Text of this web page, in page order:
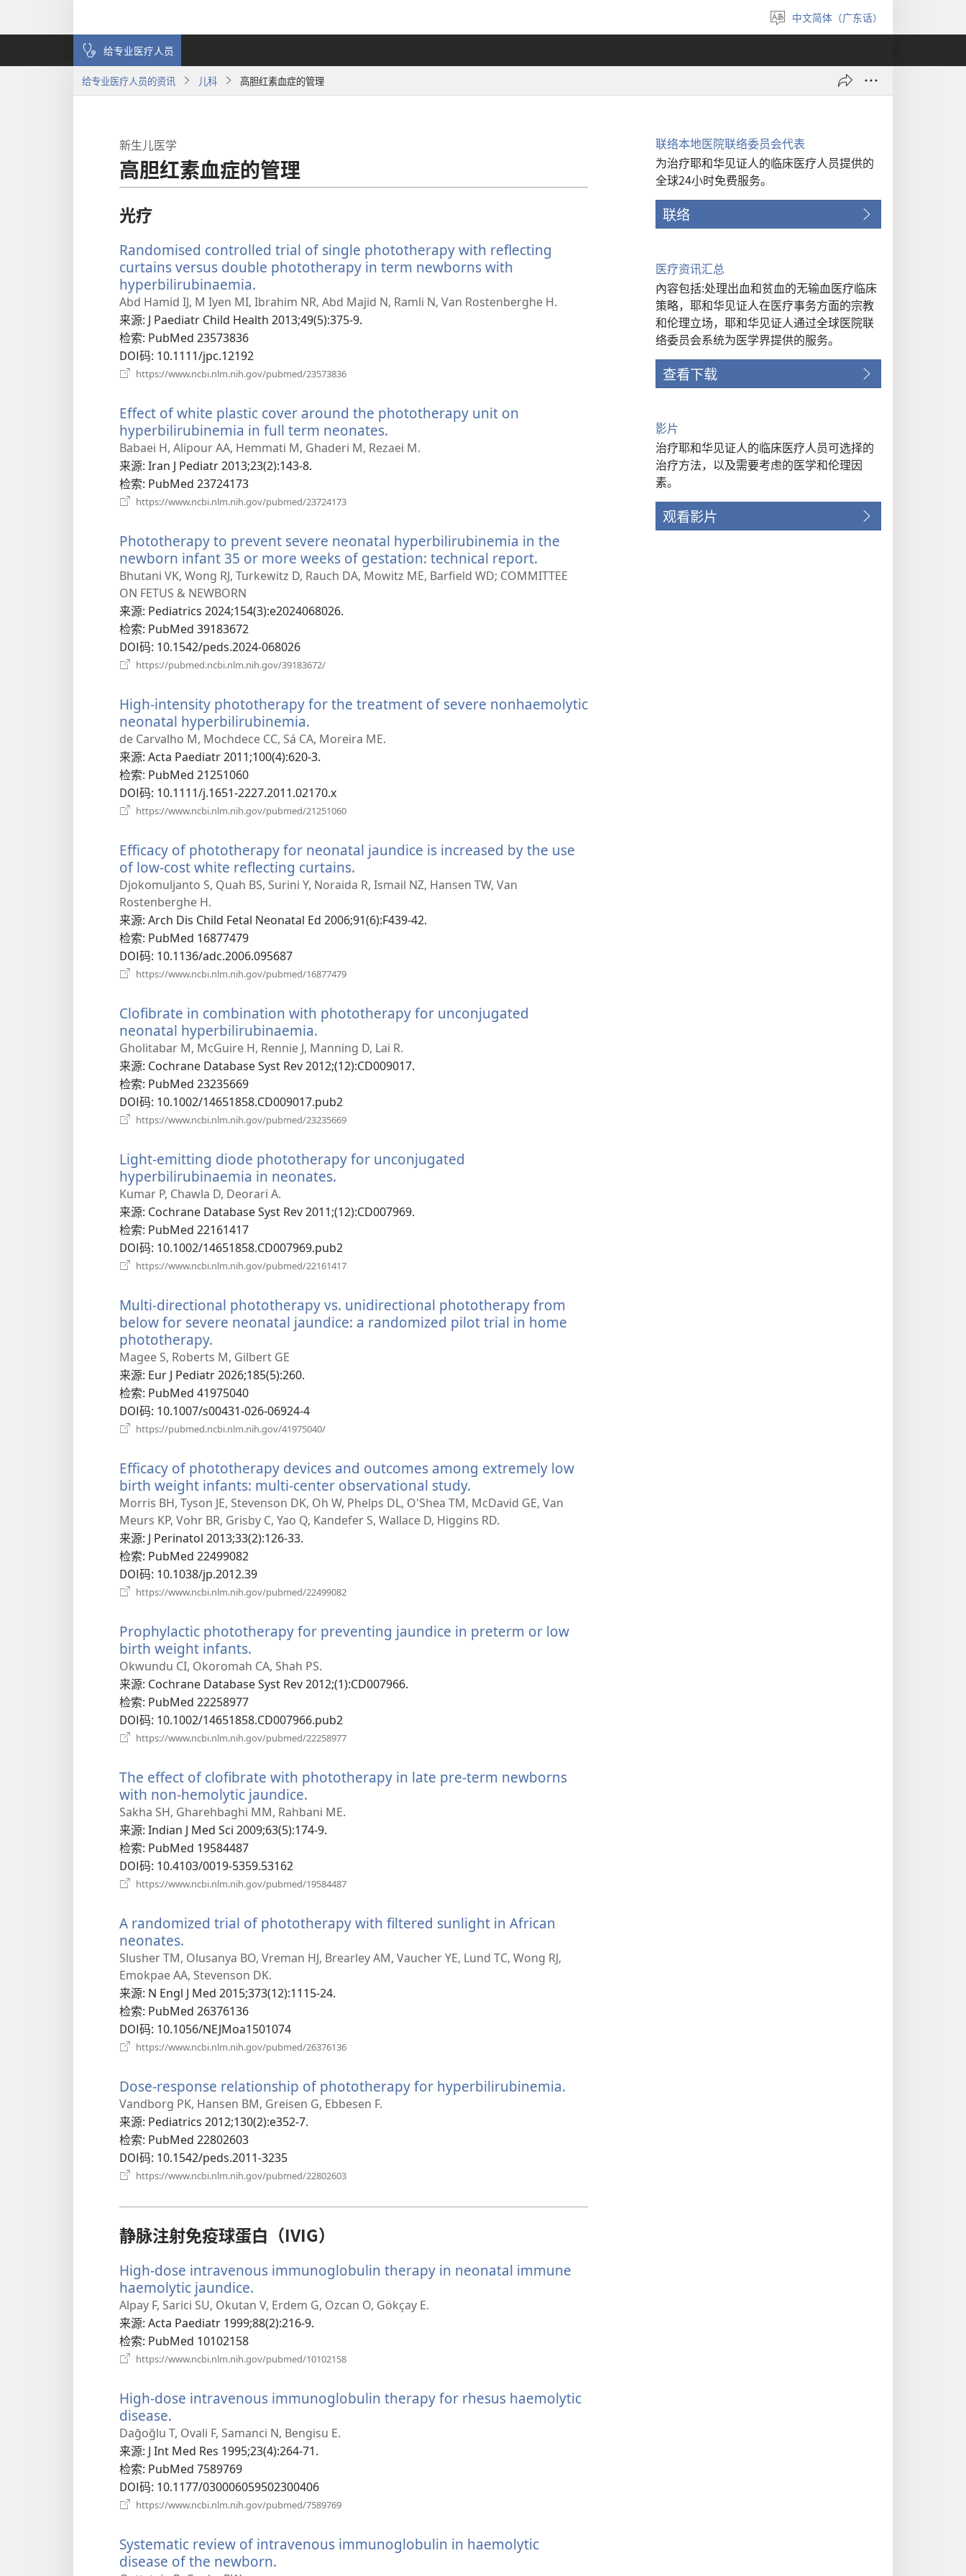
选
择
言
中文简体（广东话）
给专业医疗人员
给专业医疗人员的资讯 儿科 高胆红素血症的管理
新生儿医学
高胆红素血症的管理
光疗
Randomised controlled trial of single phototherapy with reflecting
curtains versus double phototherapy in term newborns with
hyperbilirubinaemia.
开
新
Abd Hamid IJ, M Iyen MI, Ibrahim NR, Abd Majid N, Ramli N, Van Rostenberghe H.
来源‎: J Paediatr Child Health 2013;49(5):375-9.
检索‎: PubMed 23573836
DOI码‎: 10.1111/jpc.12192
https://www.ncbi.nlm.nih.gov/pubmed/23573836
窗
口）
Effect of white plastic cover around the phototherapy unit on
hyperbilirubinemia in full term neonates.
开
Babaei H, Alipour AA, Hemmati M, Ghaderi M, Rezaei M.
来源‎: Iran J Pediatr 2013;23(2):143-8.
检索‎: PubMed 23724173
https://www.ncbi.nlm.nih.gov/pubmed/23724173
窗
口）
Phototherapy to prevent severe neonatal hyperbilirubinemia in the
newborn infant 35 or more weeks of gestation: technical report.
开
Bhutani VK, Wong RJ, Turkewitz D, Rauch DA, Mowitz ME, Barfield WD; COMMITTEE
ON FETUS & NEWBORN
来源‎: Pediatrics 2024;154(3):e2024068026.
检索‎: PubMed 39183672
DOI码‎: 10.1542/peds.2024-068026
https://pubmed.ncbi.nlm.nih.gov/39183672/
窗
High-intensity phototherapy for the treatment of severe nonhaemolytic
neonatal hyperbilirubinemia.
开
新
口）
de Carvalho M, Mochdece CC, Sá CA, Moreira ME.
来源‎: Acta Paediatr 2011;100(4):620-3.
检索‎: PubMed 21251060
DOI码‎: 10.1111/j.1651-2227.2011.02170.x
https://www.ncbi.nlm.nih.gov/pubmed/21251060
窗
口）
Efficacy of phototherapy for neonatal jaundice is increased by the use
of low-cost white reflecting curtains.
开
窗
Djokomuljanto S, Quah BS, Surini Y, Noraida R, Ismail NZ, Hansen TW, Van
Rostenberghe H.
来源‎: Arch Dis Child Fetal Neonatal Ed 2006;91(6):F439-42.
检索‎: PubMed 16877479
DOI码‎: 10.1136/adc.2006.095687
https://www.ncbi.nlm.nih.gov/pubmed/16877479
窗
Clofibrate in combination with phototherapy for unconjugated
neonatal hyperbilirubinaemia.
开
新
口）
Gholitabar M, McGuire H, Rennie J, Manning D, Lai R.
来源‎: Cochrane Database Syst Rev 2012;(12):CD009017.
检索‎: PubMed 23235669
DOI码‎: 10.1002/14651858.CD009017.pub2
https://www.ncbi.nlm.nih.gov/pubmed/23235669
窗
Light-emitting diode phototherapy for unconjugated
hyperbilirubinaemia in neonates.
新
口）
Kumar P, Chawla D, Deorari A.
来源‎: Cochrane Database Syst Rev 2011;(12):CD007969.
检索‎: PubMed 22161417
DOI码‎: 10.1002/14651858.CD007969.pub2
https://www.ncbi.nlm.nih.gov/pubmed/22161417
窗
口）
Multi-directional phototherapy vs. unidirectional phototherapy from
below for severe neonatal jaundice: a randomized pilot trial in home
phototherapy.
开
新
窗
口）
Magee S, Roberts M, Gilbert GE
来源‎: Eur J Pediatr 2026;185(5):260.
检索‎: PubMed 41975040
DOI码‎: 10.1007/s00431-026-06924-4
https://pubmed.ncbi.nlm.nih.gov/41975040/
窗
口）
Efficacy of phototherapy devices and outcomes among extremely low
birth weight infants: multi-center observational study.
开
新
Morris BH, Tyson JE, Stevenson DK, Oh W, Phelps DL, O'Shea TM, McDavid GE, Van
Meurs KP, Vohr BR, Grisby C, Yao Q, Kandefer S, Wallace D, Higgins RD.
来源‎: J Perinatol 2013;33(2):126-33.
检索‎: PubMed 22499082
DOI码‎: 10.1038/jp.2012.39
https://www.ncbi.nlm.nih.gov/pubmed/22499082
窗
Prophylactic phototherapy for preventing jaundice in preterm or low
birth weight infants.
开
新
口）
Okwundu CI, Okoromah CA, Shah PS.
来源‎: Cochrane Database Syst Rev 2012;(1):CD007966.
检索‎: PubMed 22258977
DOI码‎: 10.1002/14651858.CD007966.pub2
https://www.ncbi.nlm.nih.gov/pubmed/22258977
窗
The effect of clofibrate with phototherapy in late pre-term newborns
with non-hemolytic jaundice.
开
新
Sakha SH, Gharehbaghi MM, Rahbani ME.
来源‎: Indian J Med Sci 2009;63(5):174-9.
检索‎: PubMed 19584487
DOI码‎: 10.4103/0019-5359.53162
https://www.ncbi.nlm.nih.gov/pubmed/19584487
窗
口）
A randomized trial of phototherapy with filtered sunlight in African
neonates.
开
新
窗
口）
Slusher TM, Olusanya BO, Vreman HJ, Brearley AM, Vaucher YE, Lund TC, Wong RJ,
Emokpae AA, Stevenson DK.
来源‎: N Engl J Med 2015;373(12):1115-24.
检索‎: PubMed 26376136
DOI码‎: 10.1056/NEJMoa1501074
https://www.ncbi.nlm.nih.gov/pubmed/26376136
窗
口）
Dose-response relationship of phototherapy for hyperbilirubinemia.
Vandborg PK, Hansen BM, Greisen G, Ebbesen F.
来源‎: Pediatrics 2012;130(2):e352-7.
检索‎: PubMed 22802603
DOI码‎: 10.1542/peds.2011-3235
https://www.ncbi.nlm.nih.gov/pubmed/22802603
静脉注射免疫球蛋白（IVIG）
High-dose intravenous immunoglobulin therapy in neonatal immune
haemolytic jaundice.
开
新
口）
Alpay F, Sarici SU, Okutan V, Erdem G, Ozcan O, Gökçay E.
来源‎: Acta Paediatr 1999;88(2):216-9.
检索‎: PubMed 10102158
https://www.ncbi.nlm.nih.gov/pubmed/10102158
窗
High-dose intravenous immunoglobulin therapy for rhesus haemolytic
disease.
开
新
窗
口）
Dağoğlu T, Ovali F, Samanci N, Bengisu E.
来源‎: J Int Med Res 1995;23(4):264-71.
检索‎: PubMed 7589769
DOI码‎: 10.1177/030006059502300406
https://www.ncbi.nlm.nih.gov/pubmed/7589769
窗
Systematic review of intravenous immunoglobulin in haemolytic
disease of the newborn.
联络本地医院联络委员会代表
为治疗耶和华见证人的临床医疗人员提供的
全球24小时免费服务。
联络
医疗资讯汇总
內容包括:处理出血和贫血的无输血医疗临床
策略，耶和华见证人在医疗事务方面的宗教
和伦理立场，耶和华见证人通过全球医院联
络委员会系统为医学界提供的服务。
查看下载
影片
治疗耶和华见证人的临床医疗人员可选择的
治疗方法，以及需要考虑的医学和伦理因
素。
观看影片